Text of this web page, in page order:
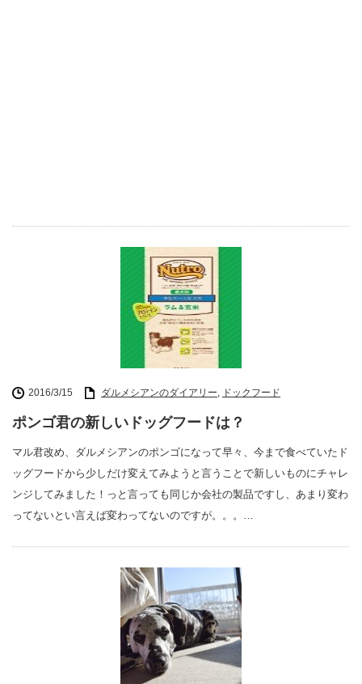
2016/3/15 ダルメシアンのダイアリー, ドックフード
ポンゴ君の新しいドッグフードは？
マル君改め、ダルメシアンのポンゴになって早々、今まで食べていたド
ッグフードから少しだけ変えてみようと言うことで新しいものにチャレ
ンジしてみました！っと言っても同じか会社の製品ですし、あまり変わ
ってないとい言えば変わってないのですが。。。…